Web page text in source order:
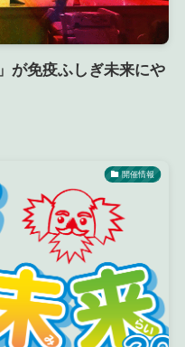
が免疫ふしぎ未来にや
開催情報